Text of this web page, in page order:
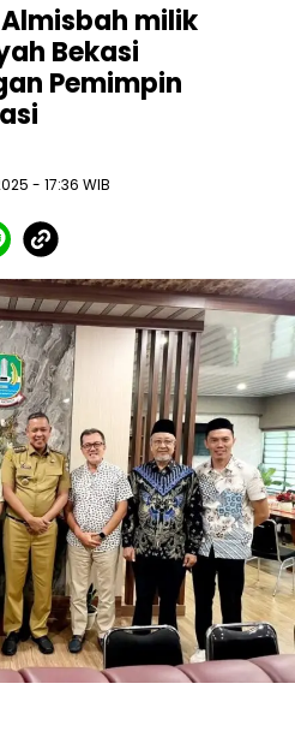
milik
Bekasi
Pemimpin
- 17:36 WIB